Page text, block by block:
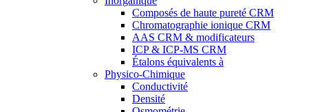
Composés de haute pureté CRM
Chromatographie ionique CRM
AAS CRM & modificateurs
ICP & ICP-MS CRM
Étalons équivalents à
Physico-Chimique
Conductivité
Densité